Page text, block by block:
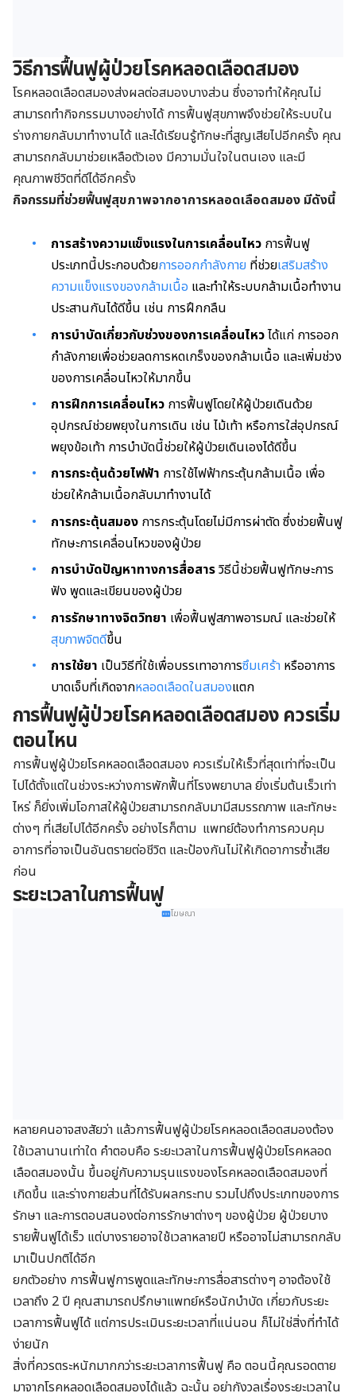
วิธีการฟื้นฟูผู้ป่วยโรคหลอดเลือดสมอง
โรคหลอดเลือดสมองส่งผลต่อสมองบางส่วน ซึ่งอาจทำให้คุณไม่
สามารถทำกิจกรรมบางอย่างได้ การฟื้นฟูสุขภาพจึงช่วยให้ระบบใน
ร่างกายกลับมาทำงานได้ และได้เรียนรู้ทักษะที่สูญเสียไปอีกครั้ง คุณ
สามารถกลับมาช่วยเหลือตัวเอง มีความมั่นใจในตนเอง และมี
คุณภาพชีวิตที่ดีได้อีกครั้ง
กิจกรรมที่ช่วยฟื้นฟูสุขภาพจากอาการหลอดเลือดสมอง มีดังนี้
การสร้างความแข็งแรงในการเคลื่อนไหว การฟื้นฟู
ประเภทนี้ประกอบด้วยการออกกำลังกาย ที่ช่วยเสริมสร้าง
ความแข็งแรงของกล้ามเนื้อ และทำให้ระบบกล้ามเนื้อทำงาน
ประสานกันได้ดีขึ้น เช่น การฝึกกลืน
การบำบัดเกี่ยวกับช่วงของการเคลื่อนไหวได้แก่ การออก
กำลังกายเพื่อช่วยลดการหดเกร็งของกล้ามเนื้อ และเพิ่มช่วง
ของการเคลื่อนไหวให้มากขึ้น
การฝึกการเคลื่อนไหว การฟื้นฟูโดยให้ผู้ป่วยเดินด้วย
อุปกรณ์ช่วยพยุงในการเดิน เช่น ไม้เท้า หรือการใส่อุปกรณ์
พยุงข้อเท้า การบำบัดนี้ช่วยให้ผู้ป่วยเดินเองได้ดีขึ้น
การกระตุ้นด้วยไฟฟ้า การใช้ไฟฟ้ากระตุ้นกล้ามเนื้อ เพื่อ
ช่วยให้กล้ามเนื้อกลับมาทำงานได้
การกระตุ้นสมอง การกระตุ้นโดยไม่มีการผ่าตัด ซึ่งช่วยฟื้นฟู
ทักษะการเคลื่อนไหวของผู้ป่วย
การบำบัดปัญหาทางการสื่อสารวิธีนี้ช่วยฟื้นฟูทักษะการ
ฟัง พูดและเขียนของผู้ป่วย
การรักษาทางจิตวิทยา เพื่อฟื้นฟูสภาพอารมณ์ และช่วยให้
สุขภาพจิตดีขึ้น
การใช้ยา เป็นวิธีที่ใช้เพื่อบรรเทาอาการซึมเศร้า หรืออาการ
บาดเจ็บที่เกิดจากหลอดเลือดในสมองแตก
การฟื้นฟูผู้ป่วยโรคหลอดเลือดสมอง ควรเริ่ม
ตอนไหน
การฟื้นฟูผู้ป่วยโรคหลอดเลือดสมอง ควรเริ่มให้เร็วที่สุดเท่าที่จะเป็น
ไปได้ตั้งแต่ในช่วงระหว่างการพักฟื้นที่โรงพยาบาล ยิ่งเริ่มต้นเร็วเท่า
ไหร่ ก็ยิ่งเพิ่มโอกาสให้ผู้ป่วยสามารถกลับมามีสมรรถภาพ และทักษะ
ต่างๆ ที่เสียไปได้อีกครั้ง อย่างไรก็ตาม แพทย์ต้องทำการควบคุม
อาการที่อาจเป็นอันตรายต่อชีวิต และป้องกันไม่ให้เกิดอาการซ้ำเสีย
ก่อน
ระยะเวลาในการฟื้นฟู
โฆษณา
หลายคนอาจสงสัยว่า แล้วการฟื้นฟูผู้ป่วยโรคหลอดเลือดสมองต้อง
ใช้เวลานานเท่าใด คำตอบคือ ระยะเวลาในการฟื้นฟูผู้ป่วยโรคหลอด
เลือดสมองนั้น ขึ้นอยู่กับความรุนแรงของโรคหลอดเลือดสมองที่
เกิดขึ้น และร่างกายส่วนที่ได้รับผลกระทบ รวมไปถึงประเภทของการ
รักษา และการตอบสนองต่อการรักษาต่างๆ ของผู้ป่วย ผู้ป่วยบาง
รายฟื้นฟูได้เร็ว แต่บางรายอาจใช้เวลาหลายปี หรืออาจไม่สามารถกลับ
มาเป็นปกติได้อีก
ยกตัวอย่าง การฟื้นฟูการพูดและทักษะการสื่อสารต่างๆ อาจต้องใช้
เวลาถึง 2 ปี คุณสามารถปรึกษาแพทย์หรือนักบำบัด เกี่ยวกับระยะ
เวลาการฟื้นฟูได้ แต่การประเมินระยะเวลาที่แน่นอน ก็ไม่ใช่สิ่งที่ทำได้
ง่ายนัก
สิ่งที่ควรตระหนักมากกว่าระยะเวลาการฟื้นฟู คือ ตอนนี้คุณรอดตาย
มาจากโรคหลอดเลือดสมองได้แล้ว ฉะนั้น อย่ากังวลเรื่องระยะเวลาใน